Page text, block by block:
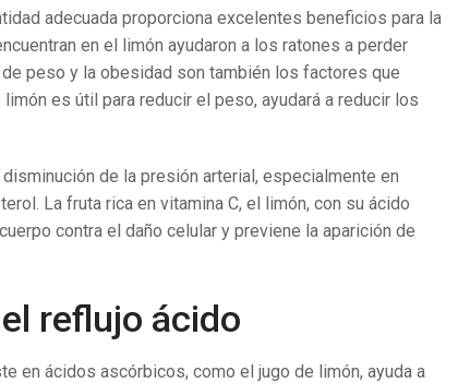
adecuada proporciona excelentes beneficios para la
en el limón ayudaron a los ratones a perder
peso y la obesidad son también los factores que
es útil para reducir el peso, ayudará a reducir los
de la presión arterial, especialmente en
La fruta rica en vitamina C, el limón, con su ácido
contra el daño celular y previene la aparición de
reflujo ácido
en ácidos ascórbicos, como el jugo de limón, ayuda a